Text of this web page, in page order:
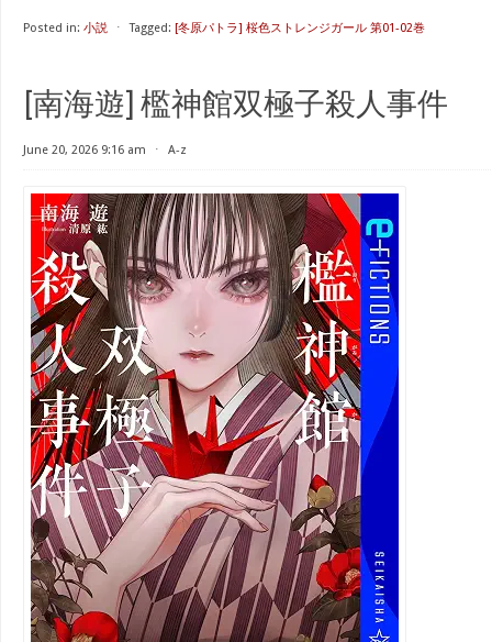
Posted in: 小説 ⋅ Tagged: [冬原パトラ] 桜色ストレンジガール 第01-02巻
[南海遊] 檻神館双極子殺人事件
June 20, 2026 9:16 am ⋅ A-z